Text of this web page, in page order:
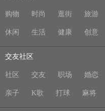
购物 时尚 逛街 旅游
休闲 生活 健康 创意
交友社区
社区 交友 职场 婚恋
亲子 K歌 打球 麻将